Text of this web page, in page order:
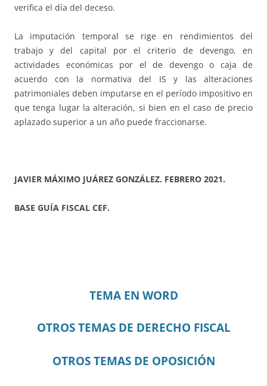
verifica el día del deceso.
La imputación temporal se rige en rendimientos del
trabajo y del capital por el criterio de devengo, en
actividades económicas por el de devengo o caja de
acuerdo con la normativa del IS y las alteraciones
patrimoniales deben imputarse en el período impositivo en
que tenga lugar la alteración, si bien en el caso de precio
aplazado superior a un año puede fraccionarse.
JAVIER MÁXIMO JUÁREZ GONZÁLEZ. FEBRERO 2021.
BASE GUÍA FISCAL CEF.
TEMA EN WORD
OTROS TEMAS DE DERECHO FISCAL
OTROS TEMAS DE OPOSICIÓN